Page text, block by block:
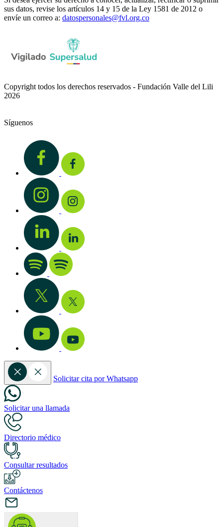
sus datos, revise los artículos 14 y 15 de la Ley 1581 de 2012 o
envíe un correo a: datospersonales@fvl.org.co
Copyright todos los derechos reservados - Fundación Valle del Lili
2026
Síguenos
Solicitar cita por Whatsapp
Solicitar una llamada
Directorio médico
Consultar resultados
Contáctenos